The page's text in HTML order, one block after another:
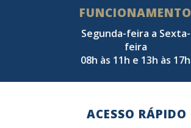
FUNCIONAMENTO
Segunda-feira a Sexta-
feira
08h às 11h e 13h às 17h
ACESSO RÁPIDO